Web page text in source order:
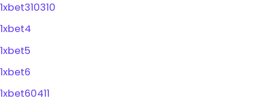
1xbet310310
1xbet4
1xbet5
1xbet6
1xbet60411